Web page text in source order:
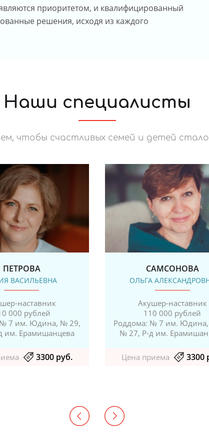
приоритетом, и квалифицированный
решения, исходя из каждого
Наши специалисты
чтобы счастливых семей и детей
ПЕТРОВА
ВАСИЛЬЕВНА
наставник
000 рублей
7 им. Юдина, № 29,
им. Ерамишанцева
3300 руб.
САМСОНОВА
ОЛЬГА
Акушер-наставник
110 000 рублей
Роддома: № 7 им.
№ 27, Р-д им.
Цена приема 3300